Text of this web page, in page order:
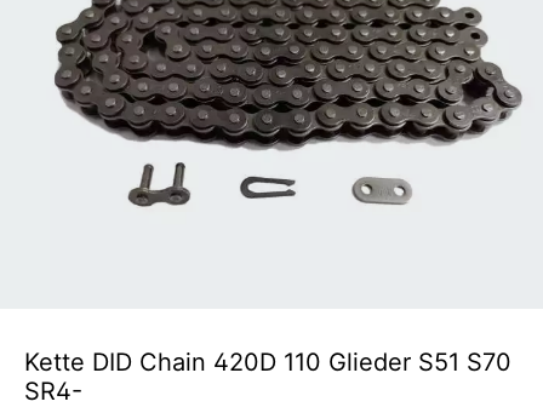
Kette DID Chain 420D 110 Glieder S51 S70
SR4-